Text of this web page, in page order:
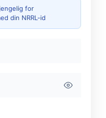
for
din NRRL-id